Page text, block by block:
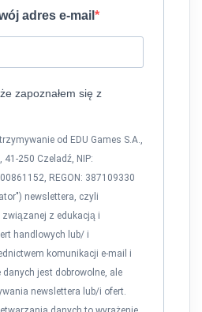
adres e-mail
zapoznałem się z
od EDU Games S.A.,
250 Czeladź, NIP:
REGON: 387109330
newslettera, czyli
z edukacją i
handlowych lub/ i
komunikacji e-mail i
jest dobrowolne, ale
newslettera lub/i ofert.